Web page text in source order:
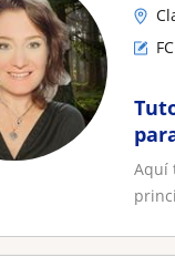
Aquí